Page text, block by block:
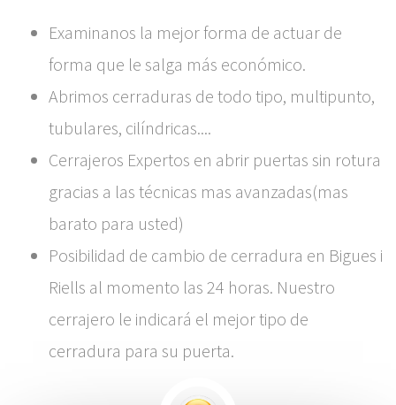
Examinanos la mejor forma de actuar de
forma que le salga más económico.
Abrimos cerraduras de todo tipo, multipunto,
tubulares, cilíndricas....
Cerrajeros Expertos en abrir puertas sin rotura
gracias a las técnicas mas avanzadas(mas
barato para usted)
Posibilidad de cambio de cerradura en Bigues i
Riells al momento las 24 horas. Nuestro
cerrajero le indicará el mejor tipo de
cerradura para su puerta.